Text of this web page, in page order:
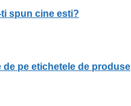
spun cine esti?
pe etichetele de produse